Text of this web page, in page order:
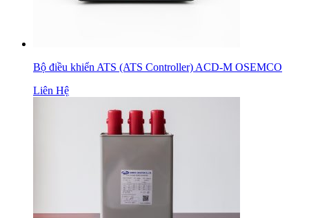
Bộ điều khiển ATS (ATS Controller) ACD-M OSEMCO
Liên Hệ